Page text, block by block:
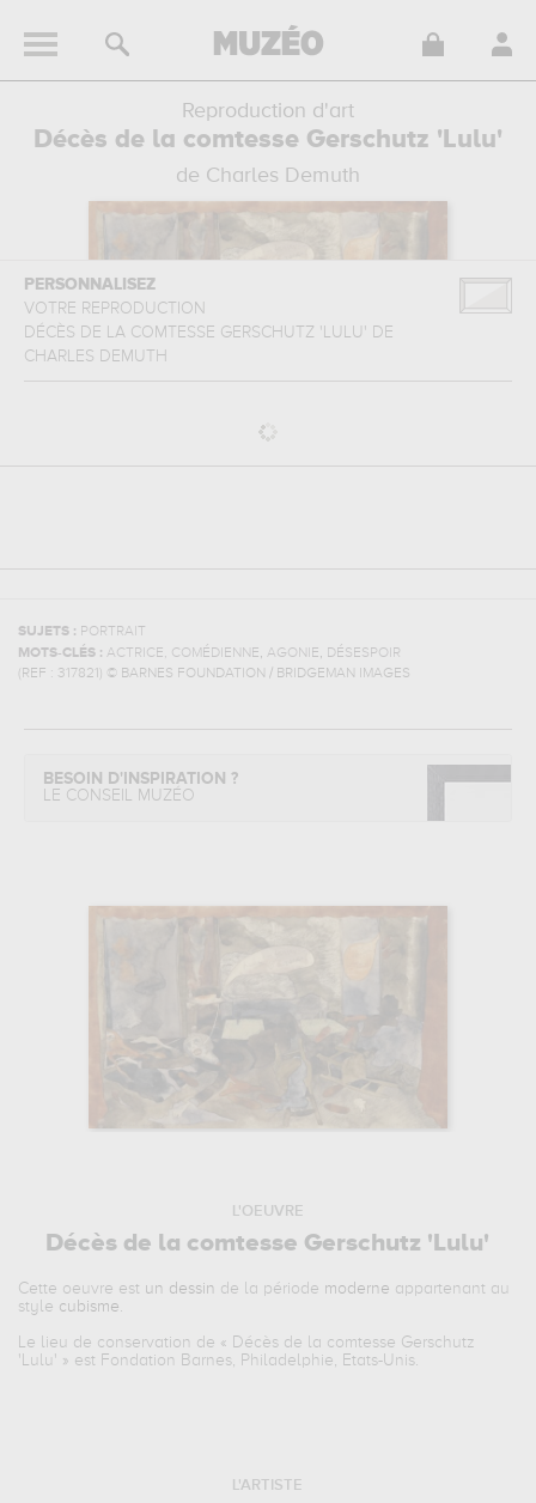
Reproduction d'art
Décès de la comtesse Gerschutz 'Lulu'
de Charles Demuth
PERSONNALISEZ
VOTRE REPRODUCTION
DÉCÈS DE LA COMTESSE GERSCHUTZ 'LULU' DE
CHARLES DEMUTH
SUJETS : PORTRAIT
MOTS-CLÉS : ACTRICE, COMÉDIENNE, AGONIE, DÉSESPOIR
(REF : 317821 ) © BARNES FOUNDATION / BRIDGEMAN IMAGES
BESOIN D'INSPIRATION ?
LE CONSEIL MUZÉO
L'OEUVRE
Décès de la comtesse Gerschutz 'Lulu'
Cette oeuvre est un dessin de la période moderne appartenant au
style cubisme
Le lieu de conservation de « Décès de la comtesse Gerschutz
'Lulu' » est Fondation Barnes, Philadelphie, Etats-Unis.
L'ARTISTE